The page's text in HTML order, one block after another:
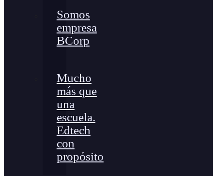
Somos
empresa
BCorp
Mucho
más que
una
escuela.
Edtech
con
propósito